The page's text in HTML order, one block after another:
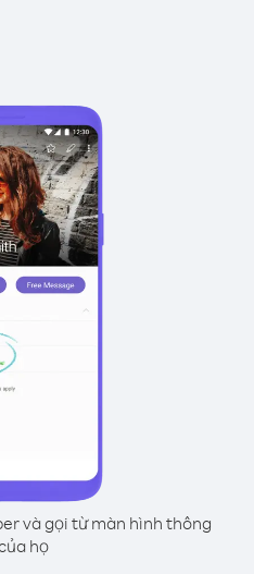
và gọi từ màn hình thông
họ